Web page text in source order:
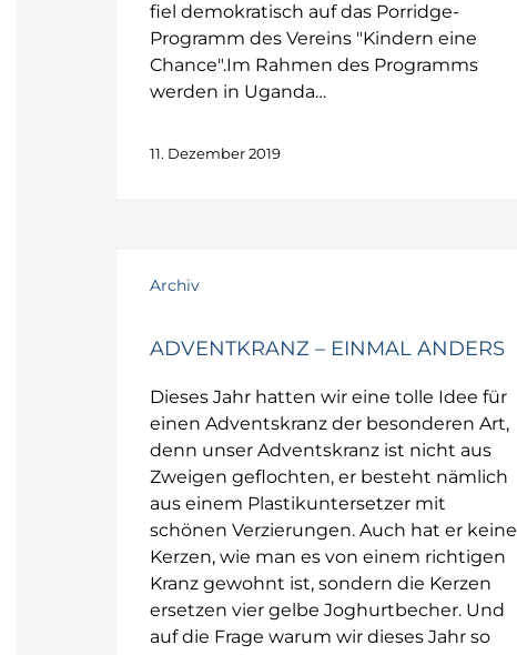
fiel demokratisch auf das Porridge-
Programm des Vereins "Kindern eine
Chance".Im Rahmen des Programms
werden in Uganda…
11. Dezember 2019
Archiv
ADVENTKRANZ – EINMAL ANDERS
Dieses Jahr hatten wir eine tolle Idee für
einen Adventskranz der besonderen Art,
denn unser Adventskranz ist nicht aus
Zweigen geflochten, er besteht nämlich
aus einem Plastikuntersetzer mit
schönen Verzierungen. Auch hat er keine
Kerzen, wie man es von einem richtigen
Kranz gewohnt ist, sondern die Kerzen
ersetzen vier gelbe Joghurtbecher. Und
auf die Frage warum wir dieses Jahr so